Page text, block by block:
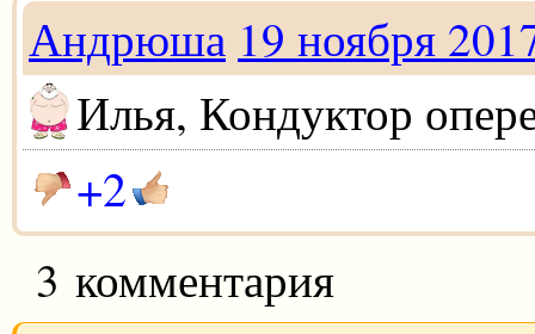
Андрюша 19 ноября
Илья, Кондуктор
+2
3 комментария